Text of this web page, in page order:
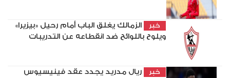
خبر
الزمالك يغلق الباب أمام رحيل «بيزيرا»
ويلوح باللوائح ضد انقطاعه عن التدريبات
خبر
ريال مدريد يجدد عقد فينيسيوس